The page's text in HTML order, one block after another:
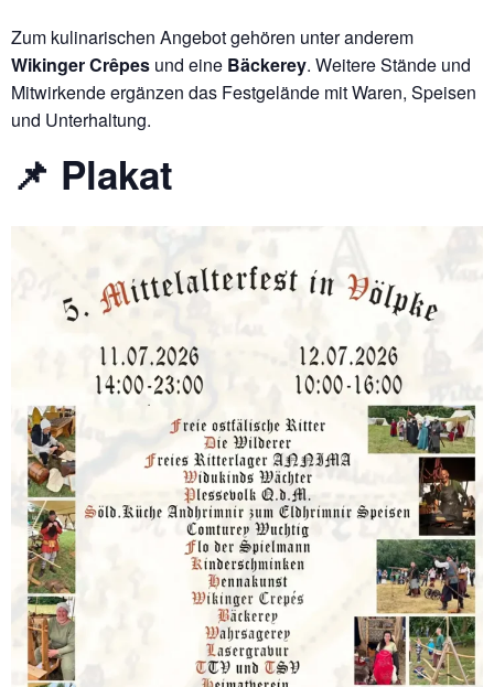
Zum kulinarischen Angebot gehören unter anderem
Wikinger Crêpes und eine Bäckerey. Weitere Stände und
Mitwirkende ergänzen das Festgelände mit Waren, Speisen
und Unterhaltung.
📌 Plakat